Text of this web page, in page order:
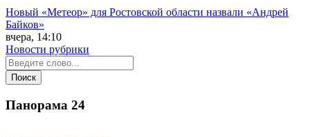
Новый «Метеор» для Ростовской области назвали «Андрей
Байков»
вчера, 14:10
Новости рубрики
Панорама 24